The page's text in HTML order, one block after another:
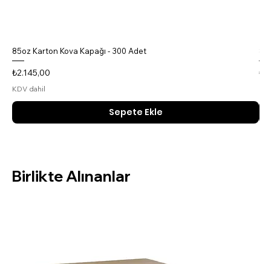
85oz Karton Kova Kapağı - 300 Adet
Fiyat
₺2.145,00
KDV dahil
Sepete Ekle
Birlikte Alınanlar